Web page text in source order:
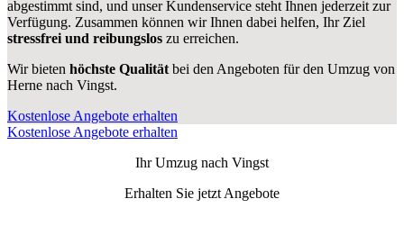
abgestimmt sind, und unser Kundenservice steht Ihnen jederzeit zur
Verfügung. Zusammen können wir Ihnen dabei helfen, Ihr Ziel
stressfrei und reibungslos zu erreichen.
Wir bieten höchste Qualität bei den Angeboten für den Umzug von
Herne nach Vingst.
Kostenlose Angebote erhalten
Kostenlose Angebote erhalten
Ihr Umzug nach Vingst
Erhalten Sie jetzt Angebote